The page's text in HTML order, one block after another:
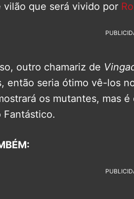
vilão que será vivido por
outro chamariz de
então seria ótimo vê-los
os mutantes, mas
Fantástico.